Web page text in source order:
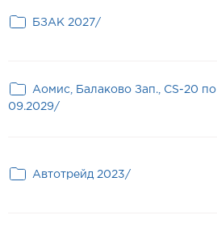
БЗАК 2027/
Аомис, Балаково Зап., CS-20 по
09.2029/
Автотрейд 2023/